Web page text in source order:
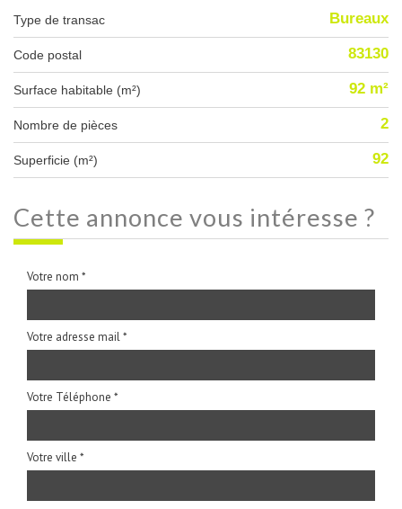
Type de transac Bureaux
Code postal 83130
Surface habitable (m²) 92 m²
Nombre de pièces 2
Superficie (m²) 92
cette annonce vous intéresse ?
Votre nom *
Votre adresse mail *
Votre Téléphone *
Votre ville *